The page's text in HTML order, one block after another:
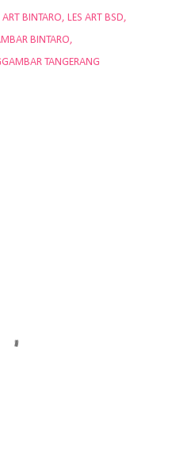
ART BINTARO
LES ART BSD
BINTARO
TANGERANG